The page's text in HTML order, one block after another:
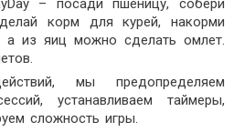
– посади пшеницу, собери
корм для курей, накорми
а из яиц можно сделать омлет.
мы предопределяем
устанавливаем таймеры,
сложность игры.